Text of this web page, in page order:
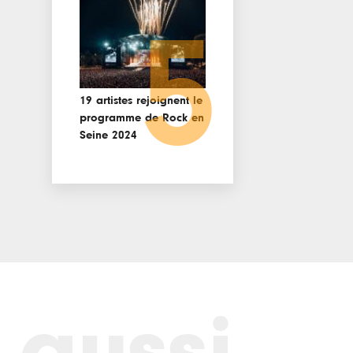
19 artistes rejoignent le
programme de Rock en
Seine 2024 5